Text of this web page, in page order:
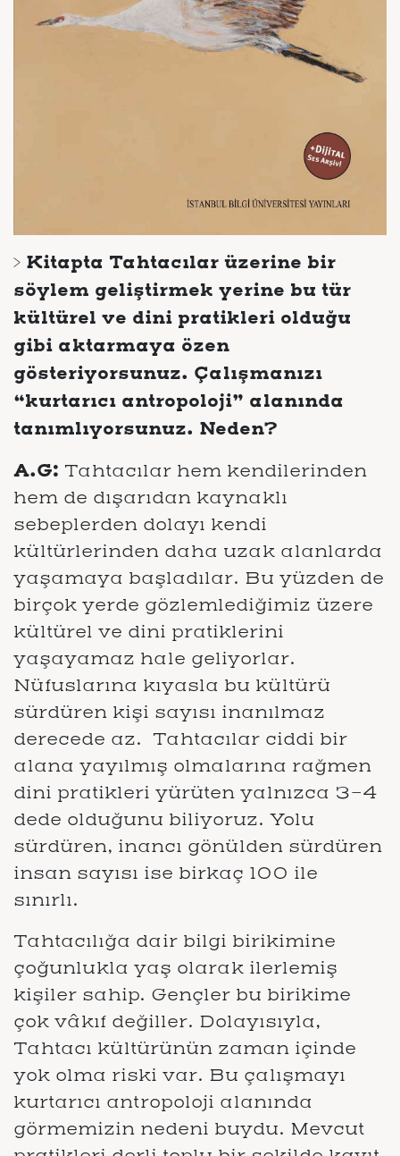
> Kitapta Tahtacılar üzerine bir
söylem geliştirmek yerine bu tür
kültürel ve dini pratikleri olduğu
gibi aktarmaya özen
gösteriyorsunuz. Çalışmanızı
“kurtarıcı antropoloji” alanında
tanımlıyorsunuz. Neden?
A.G: Tahtacılar hem kendilerinden
hem de dışarıdan kaynaklı
sebeplerden dolayı kendi
kültürlerinden daha uzak alanlarda
yaşamaya başladılar. Bu yüzden de
birçok yerde gözlemlediğimiz üzere
kültürel ve dini pratiklerini
yaşayamaz hale geliyorlar.
Nüfuslarına kıyasla bu kültürü
sürdüren kişi sayısı inanılmaz
derecede az. Tahtacılar ciddi bir
alana yayılmış olmalarına rağmen
dini pratikleri yürüten yalnızca 3-4
dede olduğunu biliyoruz. Yolu
sürdüren, inancı gönülden sürdüren
insan sayısı ise birkaç 100 ile
sınırlı.
Tahtacılığa dair bilgi birikimine
çoğunlukla yaş olarak ilerlemiş
kişiler sahip. Gençler bu birikime
çok vâkıf değiller. Dolayısıyla,
Tahtacı kültürünün zaman içinde
yok olma riski var. Bu çalışmayı
kurtarıcı antropoloji alanında
görmemizin nedeni buydu. Mevcut